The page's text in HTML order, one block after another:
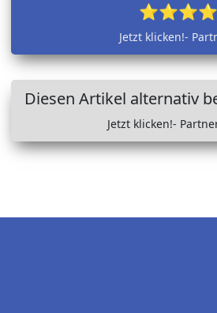
Jetzt klicken!-
Diesen Artikel alternativ
Jetzt klicken!-